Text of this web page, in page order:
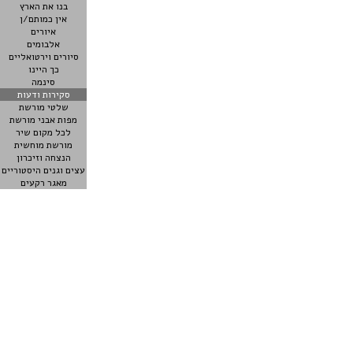
בנו את הארץ
אין כמותם/ן
איורים
אלבומים
סיורים וירטואליים
כך היינו
סינמה
סקירות ודעות
שלטי מורשת
מפות אבני מורשת
לכל מקום שיר
מורשת מוחשית
הנצחה וזיכרון
עצים וגנים היסטוריים
מאגר רקעים